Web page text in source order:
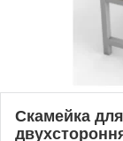
Скамейка